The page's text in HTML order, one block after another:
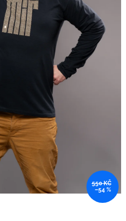
550 KČ
–54 %